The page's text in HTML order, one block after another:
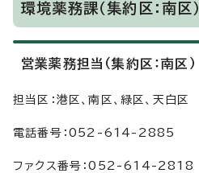
環境薬務課（集約区：南区）
営業薬務担当（集約区：南区）
担当区：港区、南区、緑区、天白区
電話番号：052-614-2885
ファクス番号：052-614-2818